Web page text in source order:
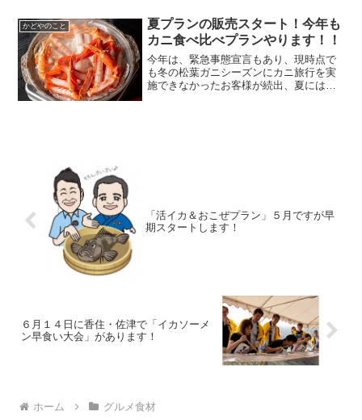
祭りの期間だけ晴れ間が。お天道様、神
様は見てくださっていたんで...
かどやのこと
夏プランの販売スタート！今年も
カニ食べ比べプランやります！！
今年は、緊急事態宣言もあり、現時点で
も冬の松葉ガニシーズンにカニ旅行を実
施できなかったお客様が続出、夏には感
「活イカ＆おこぜプラン」５月ですが早
期スタートします！
６月１４日に香住・佐津で「イカソーメ
ン早食い大会」があります！
ホーム グルメ食材